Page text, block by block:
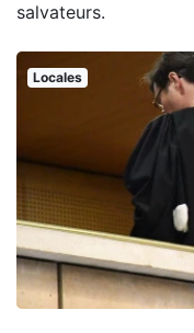
salvateurs.
Locales